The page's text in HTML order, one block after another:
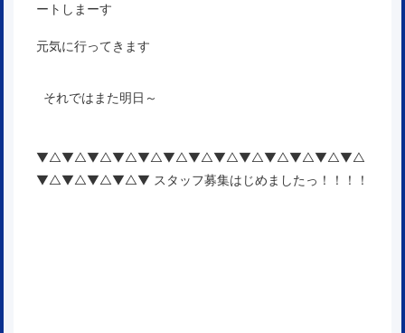
ートしまーす
元気に行ってきます
それではまた明日～
▼△▼△▼△▼△▼△▼△▼△▼△▼△▼△▼△▼△▼△
▼△▼△▼△▼△▼ スタッフ募集はじめましたっ！！！！